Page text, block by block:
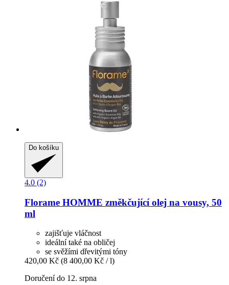
Do košíku
4.0 (2)
Florame HOMME změkčující olej na vousy, 50
ml
zajišťuje vláčnost
ideální také na obličej
se svěžími dřevitými tóny
420,00 Kč (8 400,00 Kč / l)
Doručení do 12. srpna